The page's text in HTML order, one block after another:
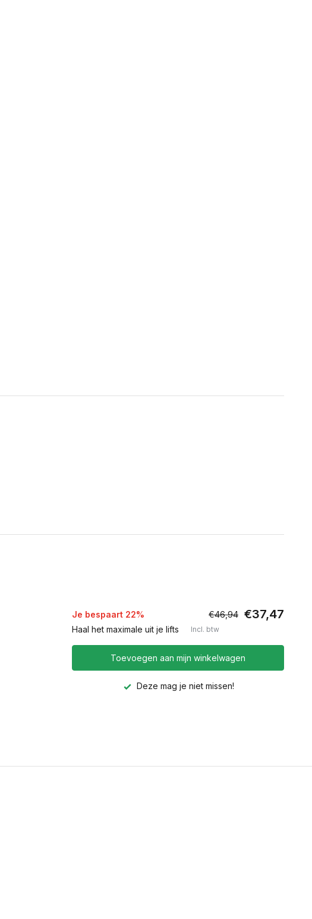
Je bespaart 22% €46,94 €37,47
Haal het maximale uit je lifts Incl. btw
Toevoegen aan mijn winkelwagen
Deze mag je niet missen!